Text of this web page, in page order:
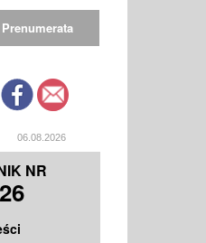
Prenumerata
06.08.2026
NR